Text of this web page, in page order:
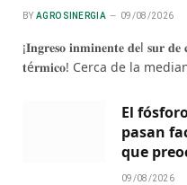
BY AGRO SINERGIA 09/08/2026
¡𝐈𝐧𝐠𝐫𝐞𝐬𝐨 𝐢𝐧𝐦𝐢𝐧𝐞𝐧𝐭𝐞 𝐝𝐞l 𝐬𝐮𝐫
𝐭é𝐫𝐦𝐢𝐜𝐨! Cerca de la
El
pasan
que
09/08/2026